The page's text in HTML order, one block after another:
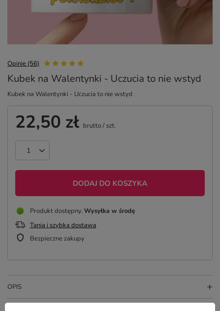
Opinie (56)
Kubek na Walentynki - Uczucia to nie wstyd
Kubek na Walentynki - Uczucia to nie wstyd
22,50 zł brutto/ szt.
DODAJ DO KOSZYKA
Produkt dostępny Wysyłka w środę
Tania i szybka dostawa
Bezpieczne zakupy
OPIS